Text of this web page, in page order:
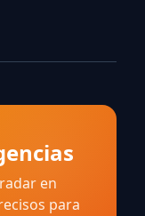
en
para